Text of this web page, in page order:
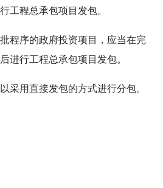
工程总承包项目发包。
程序的政府投资项目，应当在完
进行工程总承包项目发包。
采用直接发包的方式进行分包。